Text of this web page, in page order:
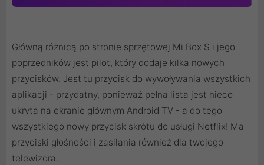
Główną różnicą po stronie sprzętowej Mi Box S i jego
poprzedników jest pilot, który dodaje kilka nowych
przycisków. Jest tu przycisk do wywoływania wszystkich
aplikacji - przydatny, ponieważ pełna lista jest nieco
ukryta na ekranie głównym Android TV - a do tego
wszystkiego nowy przycisk skrótu do usługi Netflix! Ma
przyciski głośności i zasilania również dla twojego
telewizora.